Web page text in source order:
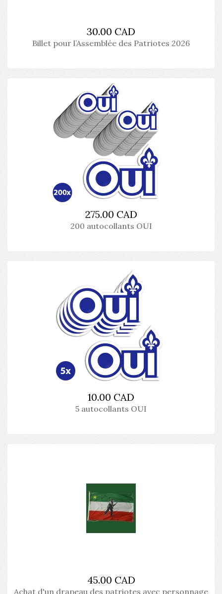
30.00 CAD
Billet pour l’Assemblée des Patriotes 2026
275.00 CAD
200 autocollants OUI
10.00 CAD
5 autocollants OUI
45.00 CAD
Achat d'un drapeau des patriotes avec personnage